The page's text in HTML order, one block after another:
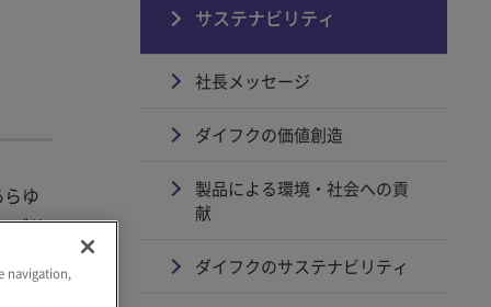
ゆ
ブサ
サステナビリティ
社長メッセージ
ダイフクの価値創造
製品による環境・社会への貢
献
ダイフクのサステナビリティ
navigation,